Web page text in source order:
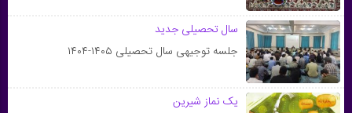
سال تحصیلی جدید
جلسه توجیهی سال تحصیلی ۱۴۰۵-۱۴۰۴
یک نماز شیرین